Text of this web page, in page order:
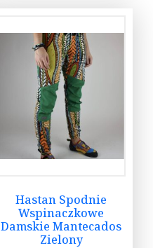
Hastan Spodnie
Wspinaczkowe
Damskie Mantecados
Zielony